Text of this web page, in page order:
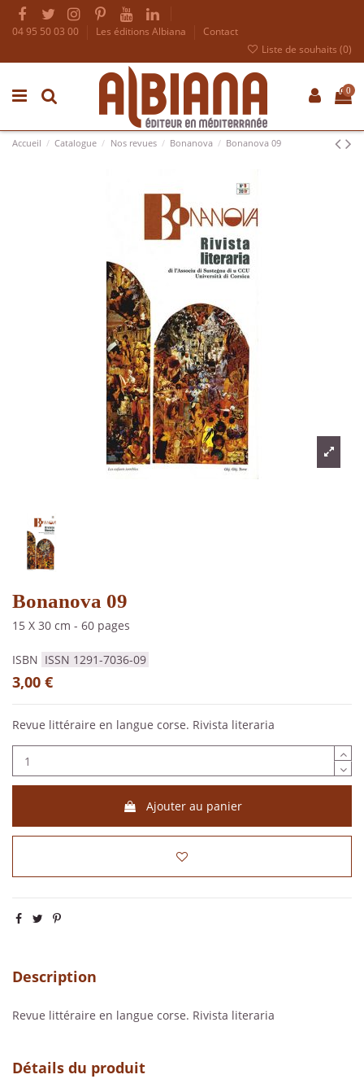
04 95 50 03 00 Les éditions Albiana
Contact
Liste de souhaits (0)
0
Accueil Catalogue Nos revues Bonanova Bonanova 09
Bonanova 09
15 X 30 cm - 60 pages
ISBN ISSN 1291-7036-09
3,00 €
Revue littéraire en langue corse. Rivista literaria
Ajouter au panier
Description
Revue littéraire en langue corse. Rivista literaria
Détails du produit